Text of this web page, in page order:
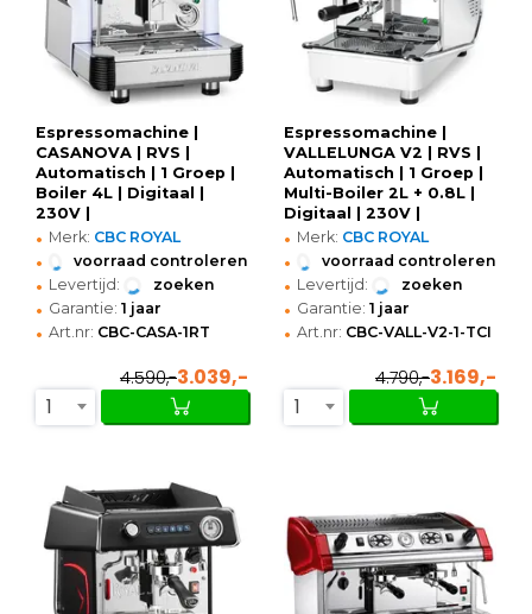
Espressomachine |
CASANOVA | RVS |
Automatisch | 1 Groep |
Boiler 4L | Digitaal |
230V |
464x598x488(h)mm
• Merk: CBC ROYAL
• voorraad controleren
• Levertijd: zoeken
• Garantie: 1 jaar
• Art.nr: CBC-CASA-1RT
4.590,-3.039,-
1
Espressomachine |
VALLELUNGA V2 | RVS |
Automatisch | 1 Groep |
Multi-Boiler 2L + 0.8L |
Digitaal | 230V |
449x607x521(h)mm
• Merk: CBC ROYAL
• voorraad controleren
• Levertijd: zoeken
• Garantie: 1 jaar
• Art.nr: CBC-VALL-V2-1-TCI
4.790,-3.169,-
1